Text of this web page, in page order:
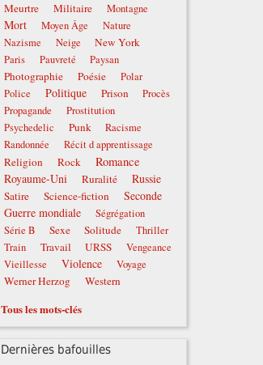
Meurtre Militaire Montagne
Mort Moyen Âge
Nature
Nazisme
Neige New York
Paris Pauvreté Paysan
Photographie Poésie
Polar
Police
Politique Prison
Procès
Propagande
Prostitution
Psychedelic
Punk
Racisme
Randonnée
Récit d apprentissage
Religion Rock Romance
Royaume-Uni Ruralité Russie
Satire Science-fiction
Seconde
Guerre mondiale
Ségrégation
Série B
Sexe Solitude
Thriller
Train
Travail URSS
Vengeance
Vieillesse
Violence Voyage
Werner Herzog Western
Tous les mots-clés
Dernières bafouilles